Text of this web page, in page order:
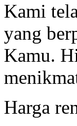
Kami
yang
Kamu.
Harga